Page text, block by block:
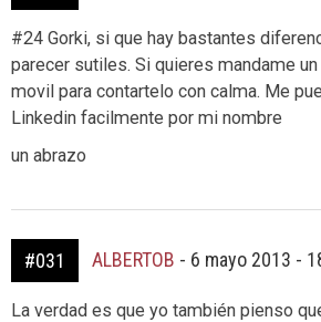
#24 Gorki, si que hay bastantes
parecer sutiles. Si quieres mandame
movil para contartelo con calma. Me
Linkedin facilmente por mi nombre
un abrazo
#031 ALBERTOB - 6 mayo 2013 -
La verdad es que yo también pienso